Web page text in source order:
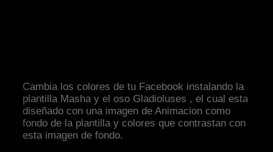
Cambia los colores de tu Facebook instalando la
plantilla Masha y el oso Gladioluses , el cual esta
diseñado con una imagen de Animacion como
fondo de la plantilla y colores que contrastan con
esta imagen de fondo.